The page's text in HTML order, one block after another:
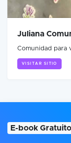
Juliana
Comunidad para
VISITAR SITIO
E-book Gratuito